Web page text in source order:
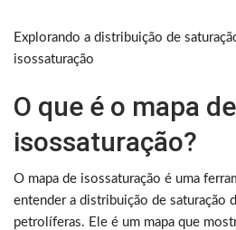
Explorando a distribuição de
isossaturação
O que é o mapa de
isossaturação?
O mapa de isossaturação é uma
entender a distribuição de saturação
petrolíferas. Ele é um mapa que